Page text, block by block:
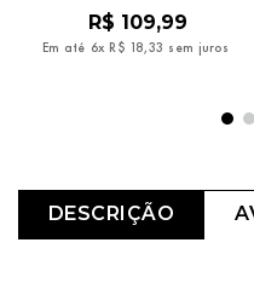
R$ 109,99
Em até 6x R$ 18,33 sem juros
DESCRIÇÃO